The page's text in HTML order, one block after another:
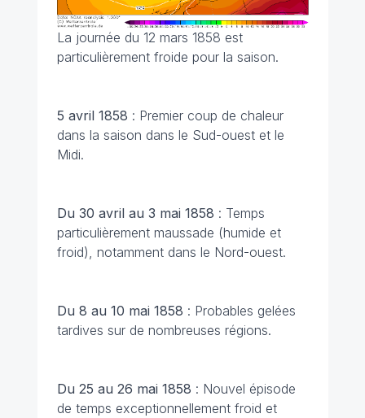
La journée du 12 mars 1858 est
particulièrement froide pour la saison.
5 avril 1858 : Premier coup de chaleur
dans la saison dans le Sud-ouest et le
Midi.
Du 30 avril au 3 mai 1858 : Temps
particulièrement maussade (humide et
froid), notamment dans le Nord-ouest.
Du 8 au 10 mai 1858 : Probables gelées
tardives sur de nombreuses régions.
Du 25 au 26 mai 1858 : Nouvel épisode
de temps exceptionnellement froid et